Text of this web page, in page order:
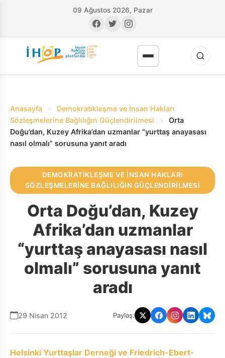
09 Ağustos 2026, Pazar
Anasayfa ›
Demokratikleşme ve İnsan Hakları
Sözleşmelerine Bağlılığın Güçlendirilmesi
›
Orta
Doğu’dan, Kuzey Afrika’dan uzmanlar “yurttaş anayasası
nasıl olmalı” sorusuna yanıt aradı
DEMOKRATIKLEŞME VE İNSAN HAKLARI
SÖZLEŞMELERINE BAĞLILIĞIN GÜÇLENDIRILMESI
Orta Doğu’dan, Kuzey
Afrika’dan uzmanlar
“yurttaş anayasası nasıl
olmalı” sorusuna yanıt
aradı
29 Nisan 2012 Paylaş:
Helsinki Yurttaşlar Derneği ve Friedrich-Ebert-